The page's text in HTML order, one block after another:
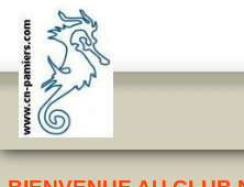
Panneau de gestion des